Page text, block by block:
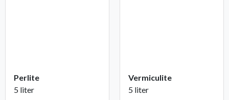
Perlite
5 liter
Vermiculite
5 liter